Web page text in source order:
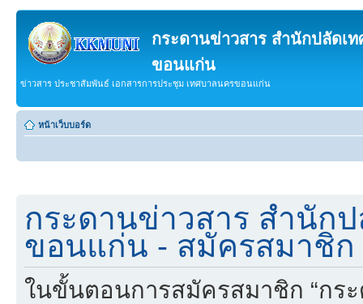
กระดานข่าวสาร สำนักปลัดเ
ขอนแก่น
ข่าวสาร ประชาสัมพันธ์ เอกสารการประชุม เทศบาลนครขอนแก่น
หน้าเว็บบอร์ด
กระดานข่าวสาร สำนัก
ขอนแก่น - สมัครสมาชิก
ในขั้นตอนการสมัครสมาชิก “กร